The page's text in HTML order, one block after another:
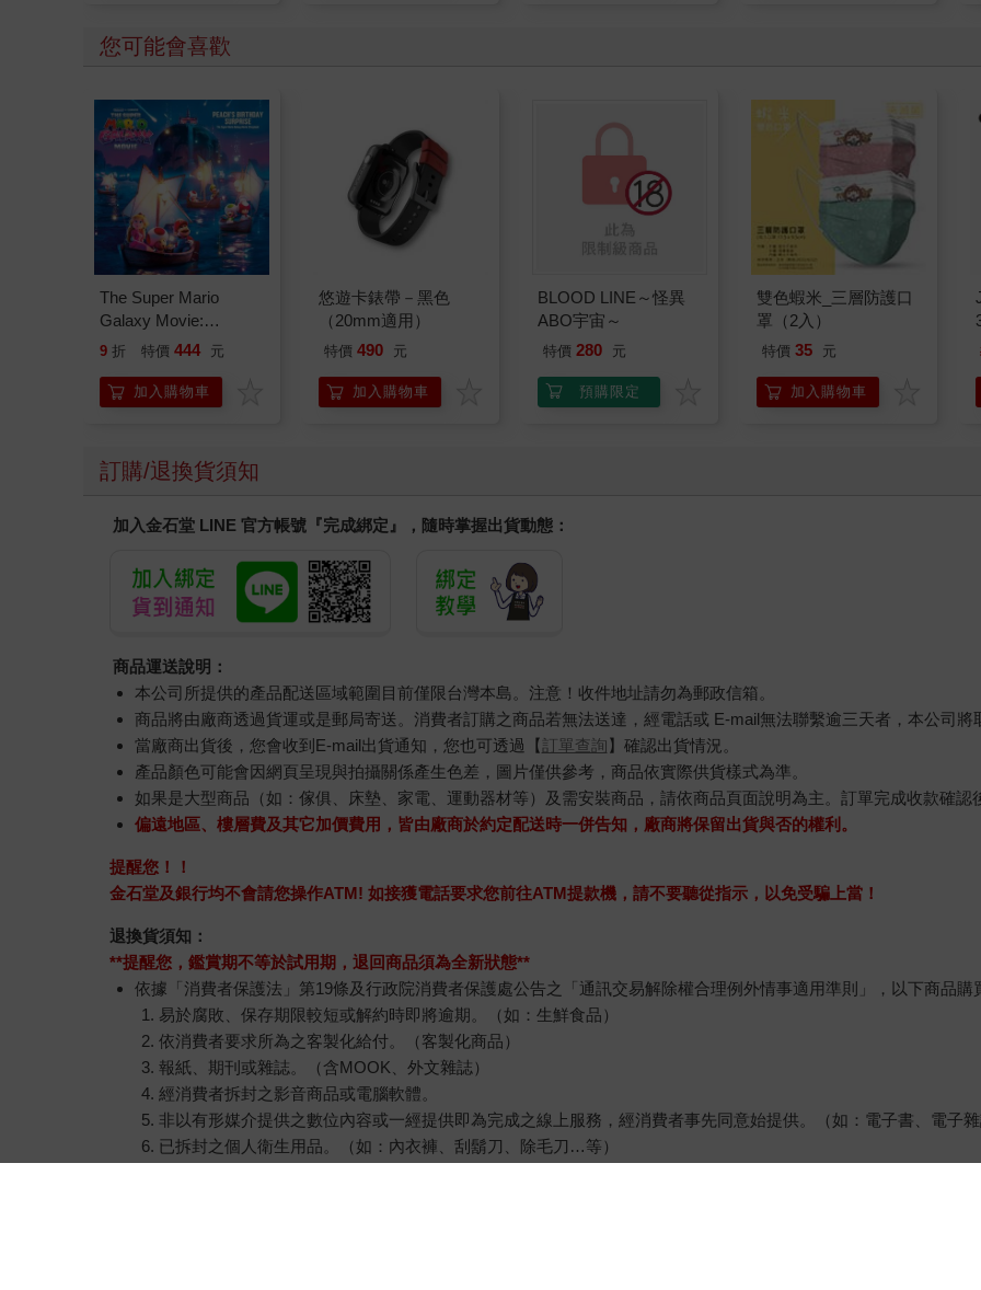
您可能會喜歡
The Super Mario
Galaxy Movie:
Peach`s Birthday
Mario Galaxy Movie
Storybook
9 折 特價 444 元
加入購物車
悠遊卡錶帶－黑色
（20mm適用）
特價 490 元
加入購物車
BLOOD LINE～怪異
ABO宇宙～
特價 280 元
預購限定
雙色蝦米_三層防護口
罩（2入）
特價 35 元
加入購物車
訂購/退換貨須知
加入金石堂 LINE 官方帳號『完成綁定』，隨時掌握出貨動態：
商品運送說明：
本公司所提供的產品配送區域範圍目前僅限台灣本島。注意！收件地址請勿為郵政信箱。
商品將由廠商透過貨運或是郵局寄送。消費者訂購之商品若無法送達，經電話或 E-mail無法聯繫逾三天者，本公司
當廠商出貨後，您會收到E-mail出貨通知，您也可透過【訂單查詢】確認出貨情況。
產品顏色可能會因網頁呈現與拍攝關係產生色差，圖片僅供參考，商品依實際供貨樣式為準。
如果是大型商品（如：傢俱、床墊、家電、運動器材等）及需安裝商品，請依商品頁面說明為主。訂單完成收款確
偏遠地區、樓層費及其它加價費用，皆由廠商於約定配送時一併告知，廠商將保留出貨與否的權利。
提醒您！！
金石堂及銀行均不會請您操作ATM! 如接獲電話要求您前往ATM提款機，請不要聽從指示，以免受騙上當！
退換貨須知：
**提醒您，鑑賞期不等於試用期，退回商品須為全新狀態**
依據「消費者保護法」第19條及行政院消費者保護處公告之「通訊交易解除權合理例外情事適用準則」，以下商品
易於腐敗、保存期限較短或解約時即將逾期。（如：生鮮食品）
依消費者要求所為之客製化給付。（客製化商品）
報紙、期刊或雜誌。（含MOOK、外文雜誌）
經消費者拆封之影音商品或電腦軟體。
非以有形媒介提供之數位內容或一經提供即為完成之線上服務，經消費者事先同意始提供。（如：電子書、電子
已拆封之個人衛生用品。（如：內衣褲、刮鬍刀、除毛刀…等）